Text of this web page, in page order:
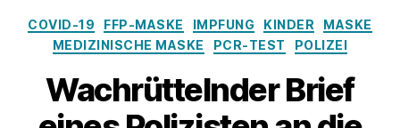
Kategorien
COVID-19 FFP-MASKE IMPFUNG KINDER
MASKE
MEDIZINISCHE MASKE
PCR-TEST POLIZEI
Wachrüttelnder Brief